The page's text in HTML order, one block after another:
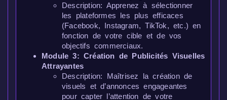
Description: Apprenez à sélectionner
les plateformes les plus efficaces
(Facebook, Instagram, TikTok, etc.) en
fonction de votre cible et de vos
objectifs commerciaux.
Module 3: Création de Publicités Visuelles
Attrayantes
Description: Maîtrisez la création de
visuels et d’annonces engageantes
pour capter l’attention de votre